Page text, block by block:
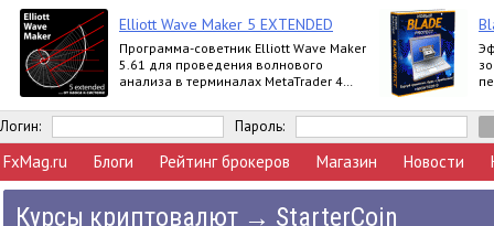
Elliott Wave Maker 5 EXTENDED
Программа-советник Elliott Wave Maker
5.61 для проведения волнового
анализа в терминалах MetaTrader 4
Extended
Логин: Пароль:
FxMag.ru Блоги Рейтинг брокеров Магазин Новости
Курсы криптовалют → StarterCoin